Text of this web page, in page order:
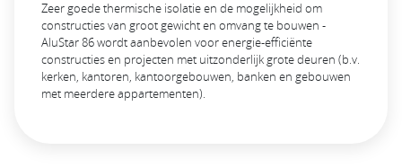
Zeer goede thermische isolatie en de mogelijkheid om
constructies van groot gewicht en omvang te bouwen -
AluStar 86 wordt aanbevolen voor energie-efficiënte
constructies en projecten met uitzonderlijk grote deuren (b.v.
kerken, kantoren, kantoorgebouwen, banken en gebouwen
met meerdere appartementen).